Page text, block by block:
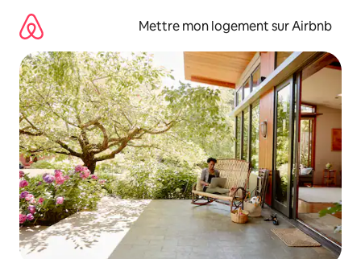
directement
contenu
Mettre mon logement sur Airbnb